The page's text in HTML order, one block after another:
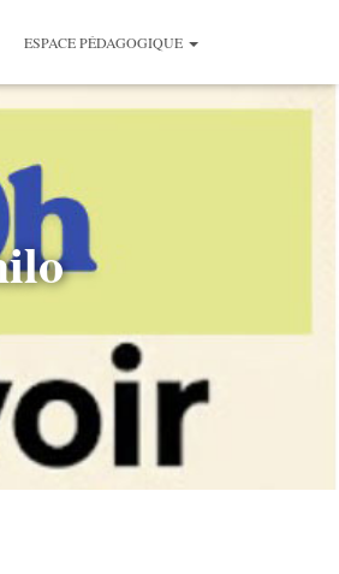
ESPACE PÉDAGOGIQUE